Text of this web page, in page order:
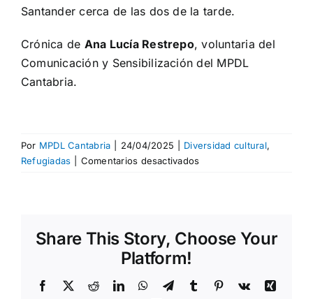
Santander cerca de las dos de la tarde.
Crónica de Ana Lucía Restrepo, voluntaria del
Comunicación y Sensibilización del MPDL
Cantabria.
Por MPDL Cantabria 24/04/2025 Diversidad cultural,
Refugiadas
Comentarios desactivadosen
de
nuestro
Share This Story, Choose Your
Platform!
Facebook
X RedditLinkedInWhatsApp
TelegramTumblr Pinterest
Vk
Xing